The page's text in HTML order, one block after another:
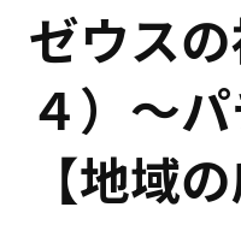
ゼウス
４）～
【地域